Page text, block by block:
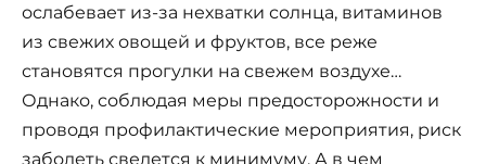
ослабевает из-за нехватки солнца, витаминов
из свежих овощей и фруктов, все реже
становятся прогулки на свежем воздухе…
Однако, соблюдая меры предосторожности и
проводя профилактические мероприятия, риск
заболеть сведется к минимуму. А в чем